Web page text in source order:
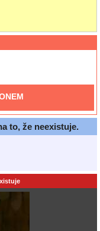
to, že neexistuje.